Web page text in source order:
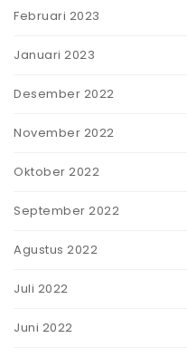
Februari 2023
Januari 2023
Desember 2022
November 2022
Oktober 2022
September 2022
Agustus 2022
Juli 2022
Juni 2022